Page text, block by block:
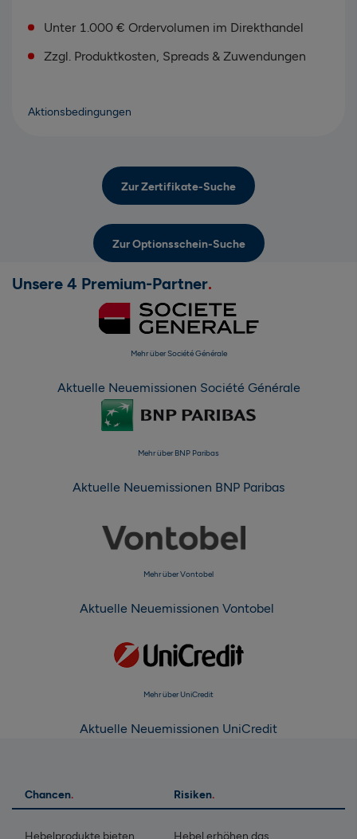
Unter 1.000 € Ordervolumen im Direkthandel
Zzgl. Produktkosten, Spreads & Zuwendungen
Aktionsbedingungen
Zur Zertifikate-Suche
Zur Optionsschein-Suche
Unsere 4 Premium-Partner
Mehr über Société Générale
Aktuelle Neuemissionen Société Générale
Mehr über BNP Paribas
Aktuelle Neuemissionen BNP Paribas
Mehr über Vontobel
Aktuelle Neuemissionen Vontobel
Mehr über UniCredit
Aktuelle Neuemissionen UniCredit
Chancen Risiken